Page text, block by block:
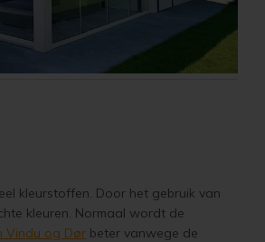
kleurstoffen. Door het gebruik van
kleuren. Normaal wordt de
Vindu og Dør beter vanwege de